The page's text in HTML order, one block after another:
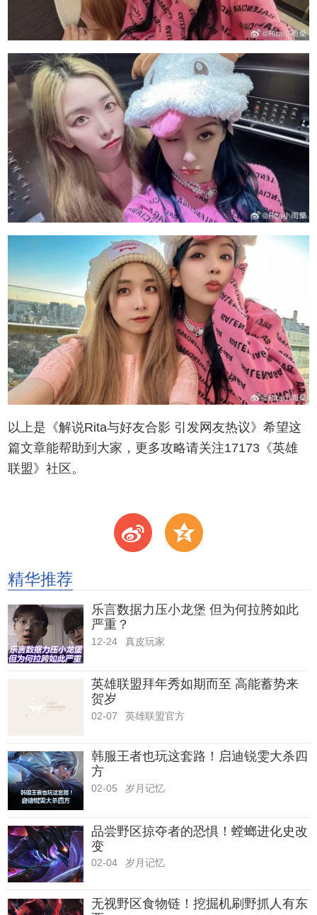
以上是《解说Rita与好友合影 引发网友热议》希望这
篇文章能帮助到大家，更多攻略请关注17173《英雄
联盟》社区。
t z
精华推荐
乐言数据力压小龙堡 但为何拉胯如此
严重？
12-24 真皮玩家
英雄联盟拜年秀如期而至 高能蓄势来
贺岁
02-07 英雄联盟官方
韩服王者也玩这套路！启迪锐雯大杀四
方
02-05 岁月记忆
品尝野区掠夺者的恐惧！螳螂进化史改
变
02-04 岁月记忆
无视野区食物链！挖掘机刷野抓人有东